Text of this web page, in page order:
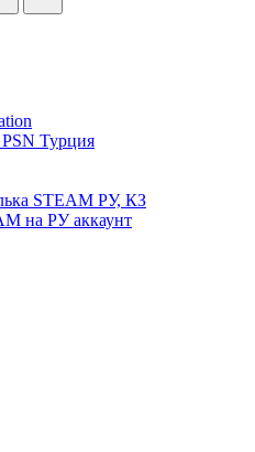
Турция
STEAM РУ, КЗ
на РУ аккаунт